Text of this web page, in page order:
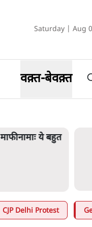
Saturday | Aug
वक़्त-बेवक़्त
ये बहुत
CJP Delhi Protest